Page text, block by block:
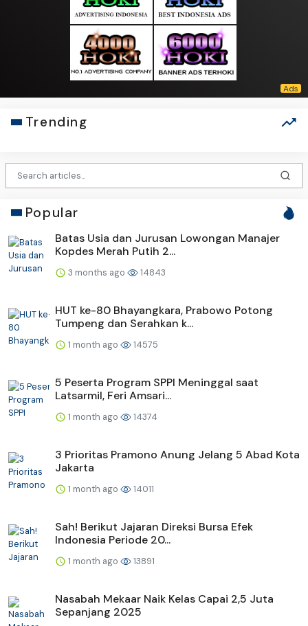
Trending
Popular
Batas Usia dan Jurusan Lowongan Manajer
Kopdes Merah Putih 2...
3 months ago 14843
HUT ke-80 Bhayangkara, Prabowo Potong
Tumpeng dan Serahkan k...
1 month ago 14575
5 Peserta Program SPPI Meninggal saat
Latsarmil, Feri Amsari...
1 month ago 14374
3 Prioritas Pramono Anung Jelang 5 Abad Kota
Jakarta
1 month ago 14011
Sah! Berikut Jajaran Direksi Bursa Efek
Indonesia Periode 20...
1 month ago 13891
Nasabah Mekaar Naik Kelas Capai 2,5 Juta
Sepanjang 2025